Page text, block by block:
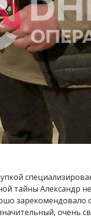
тайны Александр
зарекомендовало
очень